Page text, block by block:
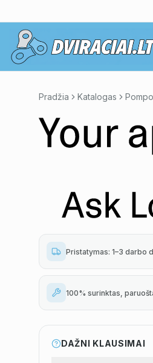
Pradžia Katalogas
Pristatymas: 1–3 darbo
100% surinktas,
DAŽNI KLAUSIMAI